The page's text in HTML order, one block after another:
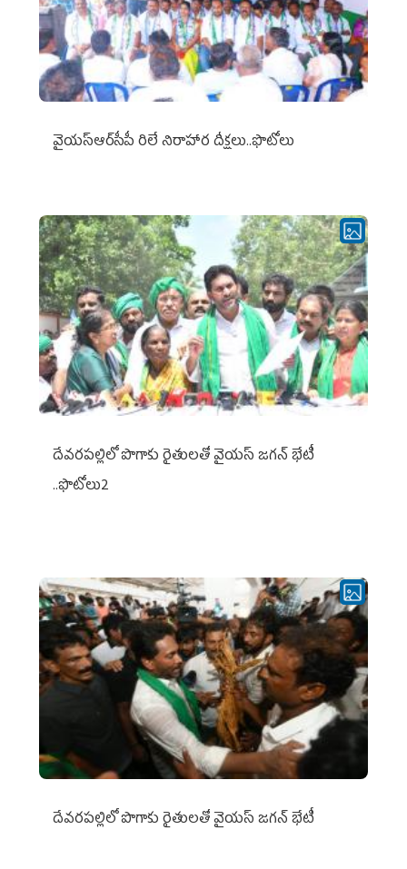
వైయ‌స్ఆర్‌సీపీ రిలే నిరాహార దీక్షలు..ఫొటోలు
దేవరపల్లిలో పొగాకు రైతులతో వైయస్ జగన్ భేటీ
..ఫొటోలు2
దేవరపల్లిలో పొగాకు రైతులతో వైయస్ జగన్ భేటీ